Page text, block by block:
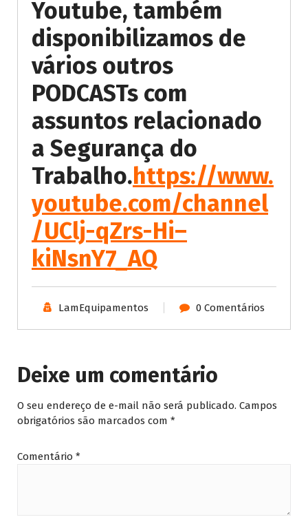
Youtube, também
disponibilizamos de
vários outros
PODCASTs com
assuntos relacionado
a Segurança do
Trabalho.https://www.
youtube.com/channel
/UClj-qZrs-Hi–
kiNsnY7_AQ
LamEquipamentos 0 Comentários
Deixe um comentário
O seu endereço de e-mail não será publicado. Campos
obrigatórios são marcados com *
Comentário *